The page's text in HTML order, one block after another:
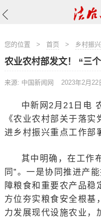
您的位置 > 首页 > 乡村振兴
农业农村部发文！ “三
来源: 中国新闻网 2023年2月22
中新网2月21日电
《农业农村部关于落
进乡村振兴重点工作部
其中明确，在工作
同”。一是协同推进产
障粮食和重要农产品稳
方位夯实粮食安全根基
力发展现代设施农业，